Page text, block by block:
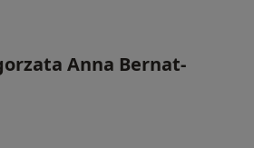
Anna Bernat-